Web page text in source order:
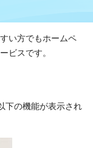
い方でもホームペ
ビスです。
下の機能が表示され